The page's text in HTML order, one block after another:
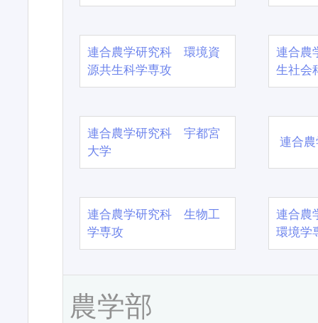
連合農学研究科 環境資
源共生科学専攻
連合農
生社会
連合農学研究科 宇都宮
大学
連合
連合農学研究科 生物工
学専攻
連合農
環境学
農学部